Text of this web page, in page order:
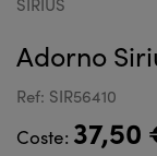
SIRIUS
Adorno
Ref: SIR56410
Coste: 37,50